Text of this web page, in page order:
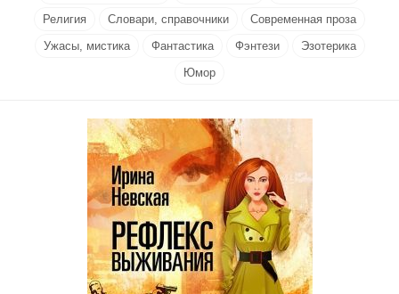
Религия
Словари, справочники
Современная проза
Ужасы, мистика
Фантастика Фэнтези
Эзотерика
Юмор